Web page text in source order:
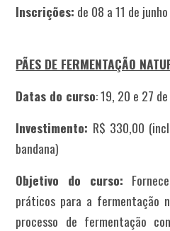
Inscrições: de 08 a 11 de junho
PÃES DE FERMENTAÇÃO
Datas do curso: 19, 20 e 27
Investimento: R$ 330,00
bandana)
Objetivo do curso:
práticos para a fermentação
processo de fermentação